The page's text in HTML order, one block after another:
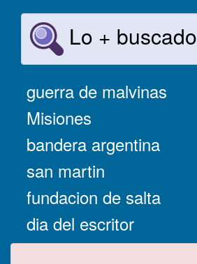
Lo + buscado
guerra de malvinas
Misiones
bandera argentina
san martin
fundacion de salta
dia del escritor